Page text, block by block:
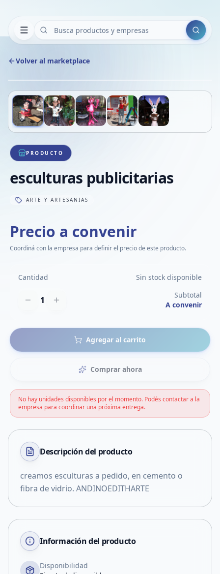
Buscar
Volver al marketplace
1/5
PRODUCTO
esculturas publicitarias
ARTE Y ARTESANIAS
Precio a convenir
Coordiná con la empresa para definir el precio de este producto.
Cantidad Sin stock disponible
1
Subtotal
A convenir
Agregar al carrito
Comprar ahora
No hay unidades disponibles por el momento. Podés contactar a la
empresa para coordinar una próxima entrega.
Descripción del producto
creamos esculturas a pedido, en cemento o
fibra de vidrio. ANDINOEDITHARTE
Información del producto
Disponibilidad